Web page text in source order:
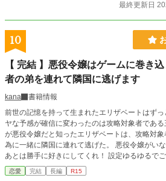
最終更新日
10
【 完結 】悪役令嬢はゲームに巻き
者の弟を連れて隣国に逃げます
kana
書籍情報
前世の記憶を持って生まれたエリザベートはずっ
ヤな予感が確信に変わったのは攻略対象者である王
が悪役令嬢だと知ったエリザベートは、攻略対
為に一緒に隣国に連れて逃げた。 悪役令嬢がいないゲームの事など関係ない！
あとは勝手に好きにしてくれ！ 設定ゆるゆるでご都合主義です。 毎日一話更新
していきます。
恋愛 完結 長編 R15